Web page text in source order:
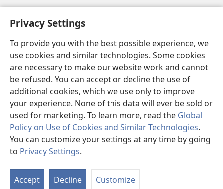
Privacy Settings
To provide you with the best possible experience, we
use cookies and similar technologies. Some cookies
are necessary to make our website work and cannot
be refused. You can accept or decline the use of
additional cookies, which we use only to improve
your experience. None of this data will ever be sold or
used for marketing. To learn more, read the Global
Policy on Use of Cookies and Similar Technologies.
You can customize your settings at any time by going
to Privacy Settings.
Accept Decline Customize
(opens
window)BIBLIOTEKA ONLINE Watchtower™
(opens
new
window)JW Hub ®
(opens
new
window)
Copyright© 2026 Watch Tower Bible and Tract Society of Pennsylvania.
KONDISHONNAN DI USO